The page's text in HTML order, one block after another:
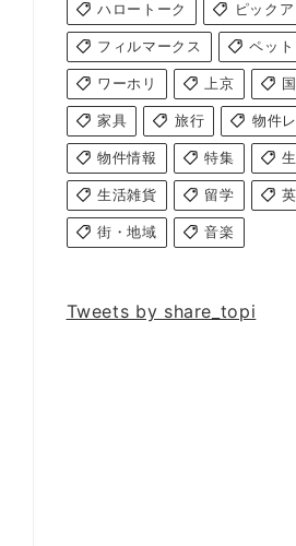
ハロートーク ピック
フィルマークス ペット
ワーホリ 上京
家具 旅行 物件
物件情報 特集
生活雑貨 留学
街・地域 音楽
Tweets by share_topi